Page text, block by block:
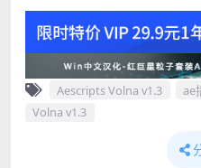
Aescripts Volna v1.3 ae
Volna v1.3